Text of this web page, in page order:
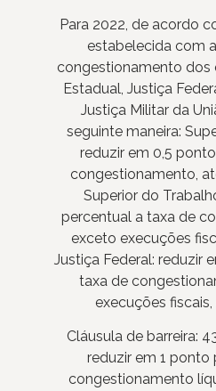
Para 2022, de acordo
estabelecida com
congestionamento dos
Estadual, Justiça
Justiça Militar da
seguinte maneira:
reduzir em 0,5
congestionamento,
Superior do
percentual a taxa de
exceto execuções
Justiça Federal: reduzir
taxa de
execuções
Cláusula de barreira:
reduzir em 1 ponto
congestionamento